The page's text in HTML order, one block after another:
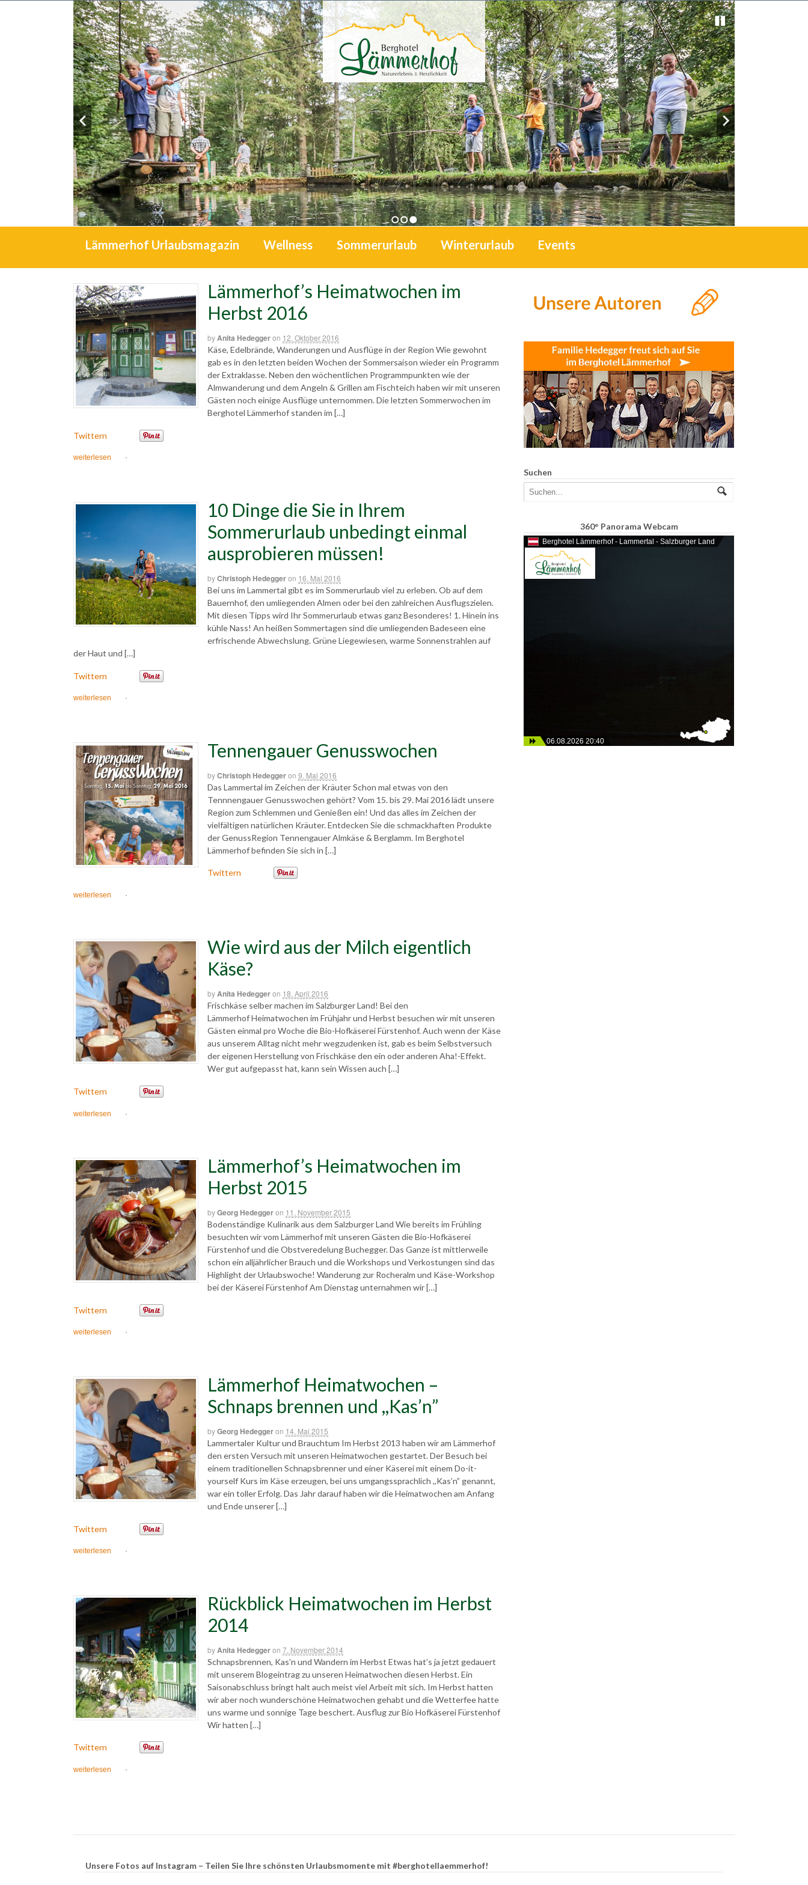
1 2 3
Lämmerhof Urlaubsmagazin Wellness Sommerurlaub Winterurlaub Events
Lämmerhof’s Heimatwochen im
Herbst 2016
byAnita Hedeggeron 12. Oktober 2016
Käse, Edelbrände, Wanderungen und Ausflüge in der Region Wie gewohnt
gab es in den letzten beiden Wochen der Sommersaison wieder ein Programm
der Extraklasse. Neben den wöchentlichen Programmpunkten wie der
Almwanderung und dem Angeln & Grillen am Fischteich haben wir mit unseren
Gästen noch einige Ausflüge unternommen. Die letzten Sommerwochen im
Berghotel Lämmerhof standen im […]
Twittern
weiterlesen ·
10 Dinge die Sie in Ihrem
Sommerurlaub unbedingt einmal
ausprobieren müssen!
byChristoph Hedeggeron 16. Mai 2016
Bei uns im Lammertal gibt es im Sommerurlaub viel zu erleben. Ob auf dem
Bauernhof, den umliegenden Almen oder bei den zahlreichen Ausflugszielen.
Mit diesen Tipps wird Ihr Sommerurlaub etwas ganz Besonderes! 1. Hinein ins
kühle Nass! An heißen Sommertagen sind die umliegenden Badeseen eine
erfrischende Abwechslung. Grüne Liegewiesen, warme Sonnenstrahlen auf
der Haut und […]
Twittern
weiterlesen ·
Tennengauer Genusswochen
byChristoph Hedeggeron 9. Mai 2016
Das Lammertal im Zeichen der Kräuter Schon mal etwas von den
Tennnengauer Genusswochen gehört? Vom 15. bis 29. Mai 2016 lädt unsere
Region zum Schlemmen und Genießen ein! Und das alles im Zeichen der
vielfältigen natürlichen Kräuter. Entdecken Sie die schmackhaften Produkte
der GenussRegion Tennengauer Almkäse & Berglamm. Im Berghotel
Lämmerhof befinden Sie sich in […]
Twittern
weiterlesen ·
Wie wird aus der Milch eigentlich
Käse?
byAnita Hedeggeron 18. April 2016
Frischkäse selber machen im Salzburger Land! Bei den
Lämmerhof Heimatwochen im Frühjahr und Herbst besuchen wir mit unseren
Gästen einmal pro Woche die Bio-Hofkäserei Fürstenhof. Auch wenn der Käse
aus unserem Alltag nicht mehr wegzudenken ist, gab es beim Selbstversuch
der eigenen Herstellung von Frischkäse den ein oder anderen Aha!-Effekt.
Wer gut aufgepasst hat, kann sein Wissen auch […]
Twittern
weiterlesen ·
Lämmerhof’s Heimatwochen im
Herbst 2015
byGeorg Hedeggeron 11. November 2015
Bodenständige Kulinarik aus dem Salzburger Land Wie bereits im Frühling
besuchten wir vom Lämmerhof mit unseren Gästen die Bio-Hofkäserei
Fürstenhof und die Obstveredelung Buchegger. Das Ganze ist mittlerweile
schon ein alljährlicher Brauch und die Workshops und Verkostungen sind das
Highlight der Urlaubswoche! Wanderung zur Rocheralm und Käse-Workshop
bei der Käserei Fürstenhof Am Dienstag unternahmen wir […]
Twittern
weiterlesen ·
Lämmerhof Heimatwochen –
Schnaps brennen und ,,Kas’n”
byGeorg Hedeggeron 14. Mai 2015
Lammertaler Kultur und Brauchtum Im Herbst 2013 haben wir am Lämmerhof
den ersten Versuch mit unseren Heimatwochen gestartet. Der Besuch bei
einem traditionellen Schnapsbrenner und einer Käserei mit einem Do-it-
yourself Kurs im Käse erzeugen, bei uns umgangssprachlich ,,Kas’n” genannt,
war ein toller Erfolg. Das Jahr darauf haben wir die Heimatwochen am Anfang
und Ende unserer […]
Twittern
weiterlesen ·
Rückblick Heimatwochen im Herbst
2014
byAnita Hedeggeron 7. November 2014
Schnapsbrennen, Kas’n und Wandern im Herbst Etwas hat’s ja jetzt gedauert
mit unserem Blogeintrag zu unseren Heimatwochen diesen Herbst. Ein
Saisonabschluss bringt halt auch meist viel Arbeit mit sich. Im Herbst hatten
wir aber noch wunderschöne Heimatwochen gehabt und die Wetterfee hatte
uns warme und sonnige Tage beschert. Ausflug zur Bio Hofkäserei Fürstenhof
Wir hatten […]
Twittern
weiterlesen ·
Suchen
360° Panorama Webcam
Berghotel Lämmerhof - Lammertal - Salzburger Land
06.08.2026 20:40
Unsere Fotos auf Instagram – Teilen Sie Ihre schönsten Urlaubsmomente mit #berghotellaemmerhof!